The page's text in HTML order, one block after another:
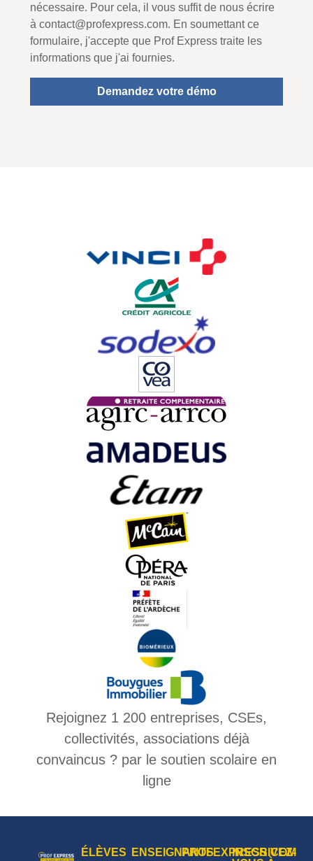
nécessaire. Pour cela, il vous suffit de nous écrire
à contact@profexpress.com. En soumettant ce
formulaire, j'accepte que Prof Express traite les
informations que j'ai fournies.
Demandez votre démo
Rejoignez 1 200 entreprises, CSEs,
collectivités, associations déjà
convaincus ? par le soutien scolaire en
ligne
ÉLÈVES
ENSEIGNANTSPROFEXPRESS.COM
INSCRIVEZ-